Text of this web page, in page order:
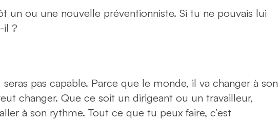
un ou une nouvelle préventionniste. Si tu ne pouvais lui
il ?
pas capable. Parce que le monde, il va changer à son
changer. Que ce soit un dirigeant ou un travailleur,
à son rythme. Tout ce que tu peux faire, c’est